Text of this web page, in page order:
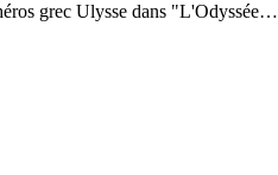
grec Ulysse dans "L'Odyssée…